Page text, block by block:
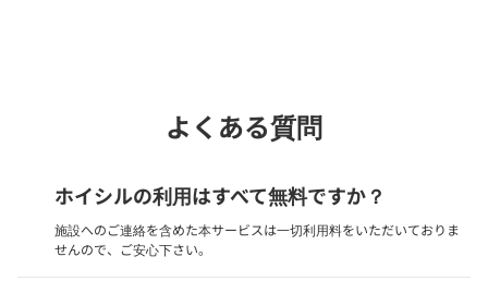
よくある質問
ホイシルの利用はすべて無料ですか？
施設へのご連絡を含めた本サービスは一切利用料をいただいておりま
せんので、ご安心下さい。